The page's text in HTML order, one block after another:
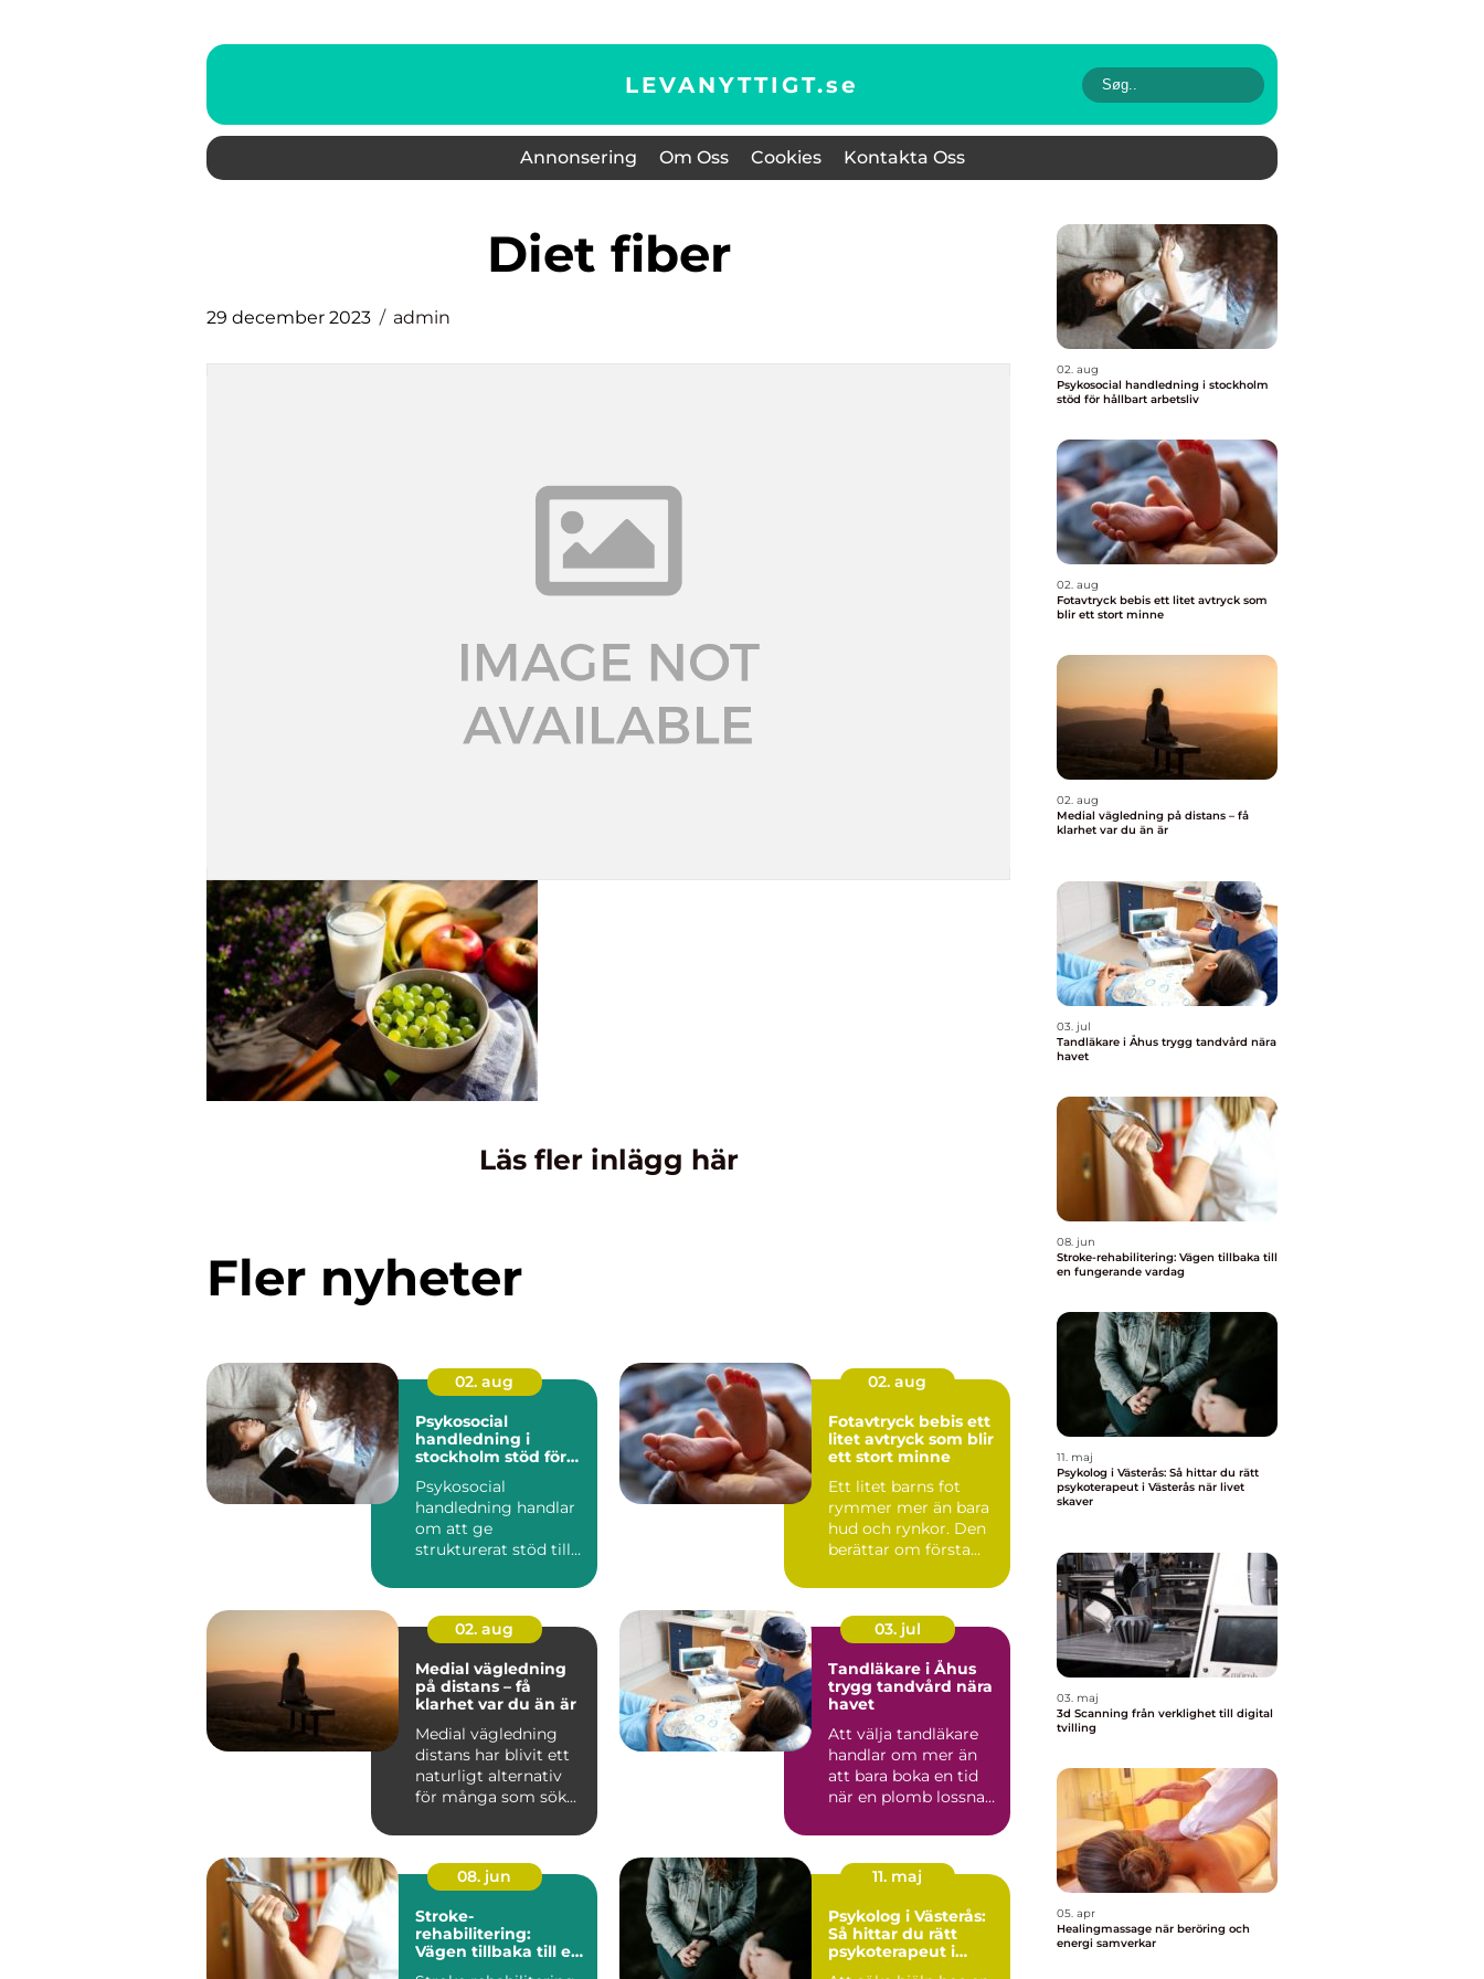
LEVANYTTIGT.se
Annonsering Om Oss Cookies Kontakta Oss
diet fiber
29 december 2023 admin
Läs fler inlägg här
Fler nyheter
02. aug
Psykosocial
handledning i
stockholm stöd för
Psykosocial
handledning handlar
om att ge
strukturerat stöd till
arbete möter a...
02. aug
Fotavtryck bebis ett
litet avtryck som blir
ett stort minne
Ett litet barns fot
rymmer mer än bara
hud och rynkor. Den
berättar om första
tryggh...
02. aug
Medial vägledning
på distans – få
klarhet var du än är
Medial vägledning
distans har blivit ett
naturligt alternativ
för många som sök...
03. jul
Tandläkare i Åhus
trygg tandvård nära
havet
Att välja tandläkare
handlar om mer än
att bara boka en tid
när en plomb lossnar.
08. jun
Stroke-
rehabilitering:
Vägen tillbaka till en
11. maj
Psykolog i Västerås:
Så hittar du rätt
psykoterapeut i
02. aug
Psykosocial handledning i stockholm
stöd för hållbart arbetsliv
02. aug
Fotavtryck bebis ett litet avtryck som
blir ett stort minne
02. aug
Medial vägledning på distans – få
klarhet var du än är
03. jul
Tandläkare i Åhus trygg tandvård nära
havet
08. jun
Stroke-rehabilitering: Vägen tillbaka till
en fungerande vardag
11. maj
Psykolog i Västerås: Så hittar du rätt
psykoterapeut i Västerås när livet
skaver
03. maj
3d Scanning från verklighet till digital
tvilling
05. apr
Healingmassage när beröring och
energi samverkar